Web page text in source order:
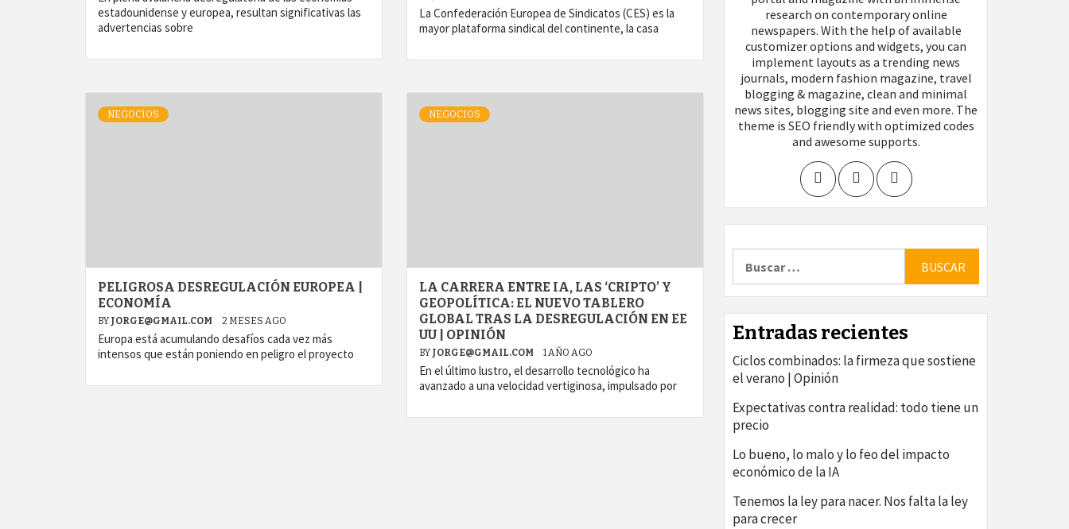
estadounidense y europea, resultan significativas las
advertencias sobre
La Confederación Europea de Sindicatos (CES) es la
mayor plataforma sindical del continente, la casa
NEGOCIOS
PELIGROSA DESREGULACIÓN EUROPEA |
ECONOMÍA
BY JORGE@GMAIL.COM 2 MESES AGO
Europa está acumulando desafíos cada vez más
intensos que están poniendo en peligro el proyecto
NEGOCIOS
LA CARRERA ENTRE IA, LAS ‘CRIPTO’ Y
GEOPOLÍTICA: EL NUEVO TABLERO
GLOBAL TRAS LA DESREGULACIÓN EN EE
UU | OPINIÓN
BY JORGE@GMAIL.COM 1 AÑO AGO
En el último lustro, el desarrollo tecnológico ha
avanzado a una velocidad vertiginosa, impulsado por
research on contemporary online
newspapers. With the help of available
customizer options and widgets, you can
implement layouts as a trending news
journals, modern fashion magazine, travel
blogging & magazine, clean and minimal
news sites, blogging site and even more. The
theme is SEO friendly with optimized codes
and awesome supports.
Entradas recientes
Ciclos combinados: la firmeza que sostiene
el verano | Opinión
Expectativas contra realidad: todo tiene un
precio
Lo bueno, lo malo y lo feo del impacto
económico de la IA
Tenemos la ley para nacer. Nos falta la ley
para crecer